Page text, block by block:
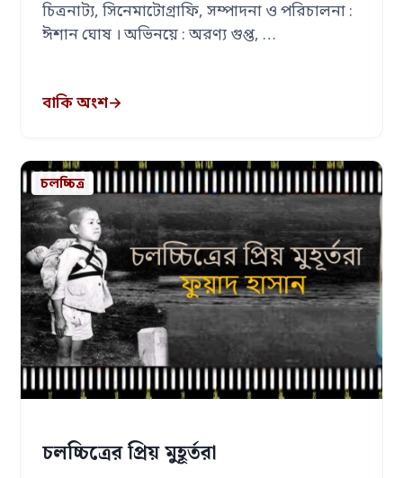
চিত্রনাট্য, সিনেমাটোগ্রাফি, সম্পাদনা ও পরিচালনা :
ঈশান ঘোষ । অভিনয়ে : অরণ্য গুপ্ত, …
বাকি অংশ→
চলচ্চিত্র
চলচ্চিত্রের প্রিয় মুহূর্তরা